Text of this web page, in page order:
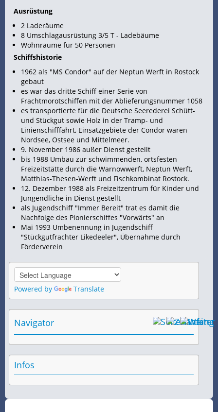
Ausrüstung
2 Laderäume
8 Umschlagausrüstung 3/5 T - Ladebäume
Wohnräume für 50 Personen
Schiffshistorie
1962 als "MS Condor" auf der Neptun Werft in Rostock
gebaut
es war das dritte Schiff einer Serie von
Frachtmorotschiffen mit der Ablieferungsnummer 1058
es transportierte für die Deutsche Seerederei Schütt-
und Stückgut sowie Holz in der Tramp- und
Linienschifffahrt, Einsatzgebiete der Condor waren
Nordsee, Ostsee und Mittelmeer.
9. November 1986 außer Dienst gestellt
bis 1988 Umbau zur schwimmenden, ortsfesten
Freizeitstätte durch die Warnowwerft, Neptun Werft,
Matthias-Thesen-Werft und Fischkombinat Rostock.
12. Dezember 1988 als Freizeitzentrum für Kinder und
Jungendliche in Dienst gestellt
als Jugendschiff "Immer Bereit" trat es damit die
Nachfolge des Pionierschiffes "Vorwärts" an
Mai 1993 Umbenennung in Jugendschiff
"Stückgutfrachter Likedeeler", Übernahme durch
Förderverein
Powered by Translate
Navigator
Infos